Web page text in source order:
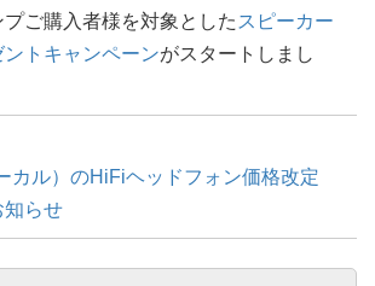
ご購入者様を対象とした スピーカー
トキャンペーンがスタートしまし
カル）のHiFiヘッドフォン価格改定
知らせ